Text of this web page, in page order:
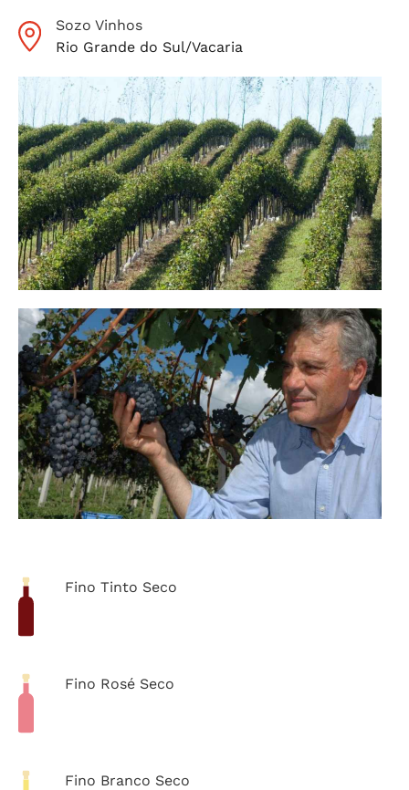
Sozo Vinhos
Rio Grande do Sul/Vacaria
Fino Tinto Seco
Fino Rosé Seco
Fino Branco Seco